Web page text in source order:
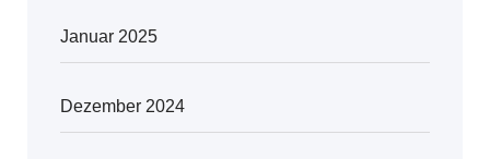
Januar 2025
Dezember 2024